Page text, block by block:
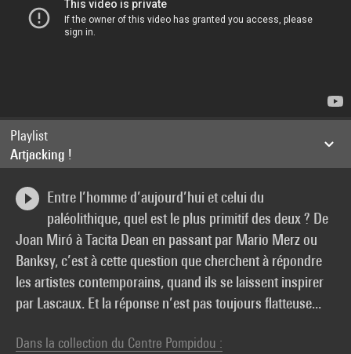
Playlist
Artjacking !
Entre l’homme d’aujourd’hui et celui du
paléolithique, quel est le plus primitif des deux ? De
Joan Miró à Tacita Dean en passant par Mario Merz ou
Banksy, c’est à cette question que cherchent à répondre
les artistes contemporains, quand ils se laissent inspirer
par Lascaux. Et la réponse n’est pas toujours flatteuse...
Dans la collection du Centre Pompidou :